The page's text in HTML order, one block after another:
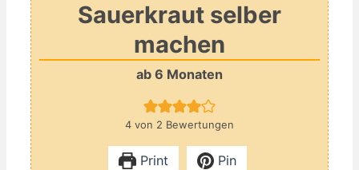
Sauerkraut selber
machen
ab 6 Monaten
4 von 2 Bewertungen
Print Pin